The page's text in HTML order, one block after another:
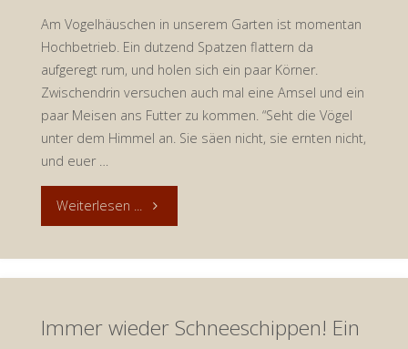
Februar
2021"
Am Vogelhäuschen in unserem Garten ist momentan
Hochbetrieb. Ein dutzend Spatzen flattern da
aufgeregt rum, und holen sich ein paar Körner.
Zwischendrin versuchen auch mal eine Amsel und ein
paar Meisen ans Futter zu kommen. “Seht die Vögel
unter dem Himmel an. Sie säen nicht, sie ernten nicht,
und euer …
Weiterlesen ... "Seht
Vögel
unter
Immer wieder Schneeschippen! Ein